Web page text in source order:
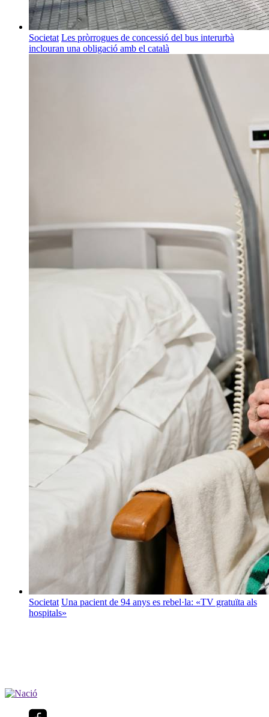
Societat Les pròrrogues de concessió del bus interurbà
inclouran una obligació amb el català
Societat Una pacient de 94 anys es rebel·la: «TV gratuïta als
hospitals»